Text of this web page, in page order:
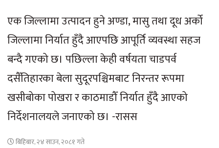
एक जिल्लामा उत्पादन हुने अण्डा, मासु तथा दूध अर्को
जिल्लामा निर्यात हुँदै आएपछि आपूर्ति व्यवस्था सहज
बन्दै गएको छ। पछिल्ला केही वर्षयता चाडपर्व
दसैँतिहारका बेला सुदूरपश्चिमबाट निरन्तर रूपमा
खसीबोका पोखरा र काठमाडौँ निर्यात हुँदै आएको
निर्देशनालयले जनाएको छ। -रासस
बिहिबार, २४ साउन, २०८१ गते